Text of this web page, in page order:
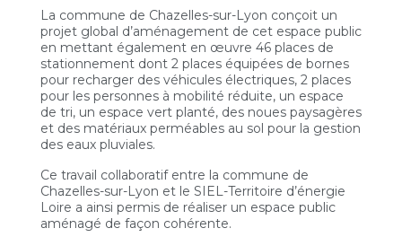
La commune de Chazelles-sur-Lyon conçoit un
projet global d’aménagement de cet espace public
en mettant également en œuvre 46 places de
stationnement dont 2 places équipées de bornes
pour recharger des véhicules électriques, 2 places
pour les personnes à mobilité réduite, un espace
de tri, un espace vert planté, des noues paysagères
et des matériaux perméables au sol pour la gestion
des eaux pluviales.
Ce travail collaboratif entre la commune de
Chazelles-sur-Lyon et le SIEL-Territoire d’énergie
Loire a ainsi permis de réaliser un espace public
aménagé de façon cohérente.